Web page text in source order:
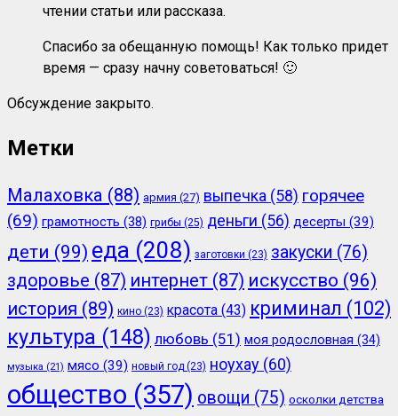
чтении статьи или рассказа.
Спасибо за обещанную помощь! Как только придет
время — сразу начну советоваться! 🙂
Обсуждение закрыто.
Метки
Малаховка (88) армия (27) выпечка (58) горячее
(69) грамотность (38) грибы (25) деньги (56) десерты (39)
дети (99) еда (208) заготовки (23) закуски (76)
здоровье (87) интернет (87) искусство (96)
история (89) кино (23) красота (43) криминал (102)
культура (148) любовь (51) моя родословная (34)
музыка (21) мясо (39) новый год (23) ноухау (60)
общество (357) овощи (75) осколки детства